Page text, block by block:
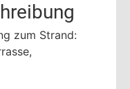
zum Strand: